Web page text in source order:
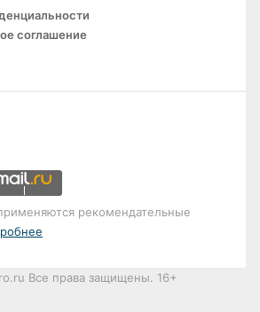
соглашение
рекомендательные
Все права защищены. 16+